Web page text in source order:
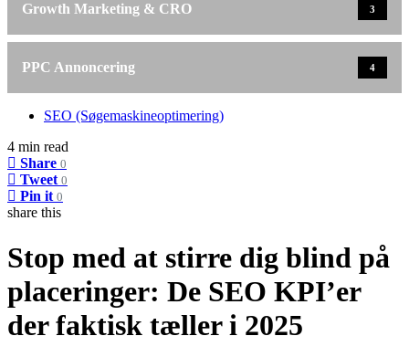
Growth Marketing & CRO 3
PPC Annoncering 4
SEO (Søgemaskineoptimering)
4 min read
Share 0
Tweet 0
Pin it 0
share this
Stop med at stirre dig blind på
placeringer: De SEO KPI’er
der faktisk tæller i 2025